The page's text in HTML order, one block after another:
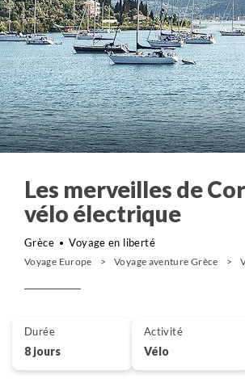
Les merveilles de
vélo électrique
Grèce Voyage en liberté
Voyage Europe Voyage aventure Grèce
Durée
8 jours
Activité
Vélo